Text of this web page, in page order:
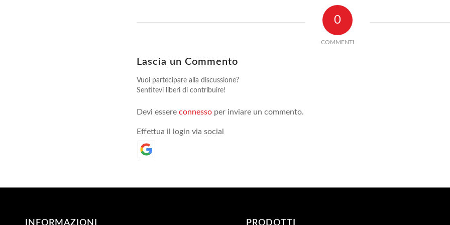
0
COMMENTI
Lascia un Commento
Vuoi partecipare alla discussione?
Sentitevi liberi di contribuire!
Devi essere connesso per inviare un commento.
Effettua il login via social
INFORMAZIONI PRODOTTI